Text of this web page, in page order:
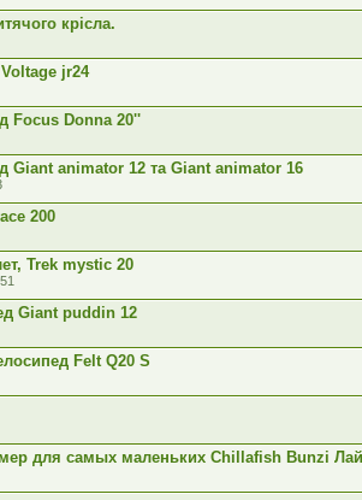
крісла.
jr24
Focus Donna 20''
Giant animator 12 та Giant animator 16
200
Trek mystic 20
Giant puddin 12
Felt Q20 S
для самых маленьких Chillafish Bunzi